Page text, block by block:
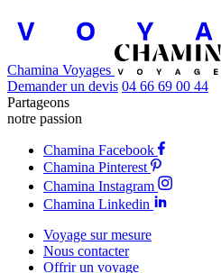
Chamina Voyages
Demander un devis 04 66 69 00 44
Partageons
notre passion
Chamina Facebook
Chamina Pinterest
Chamina Instagram
Chamina Linkedin
Voyage sur mesure
Nous contacter
Offrir un voyage